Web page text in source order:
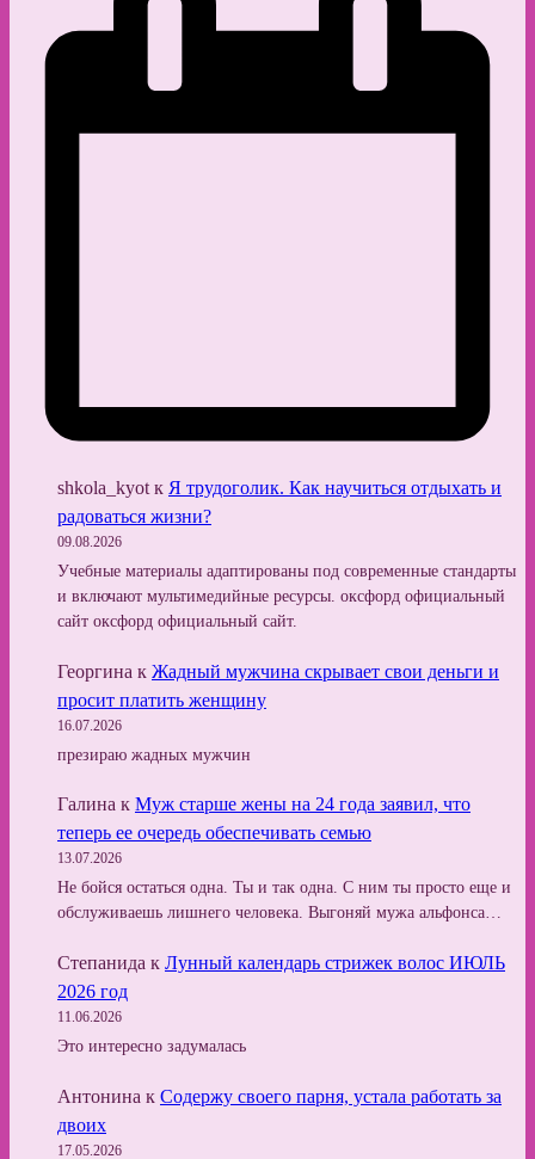
shkola_kyot к Я трудоголик. Как научиться отдыхать и
радоваться жизни?
09.08.2026
Учебные материалы адаптированы под современные стандарты
и включают мультимедийные ресурсы. оксфорд официальный
сайт оксфорд официальный сайт.
Георгина к Жадный мужчина скрывает свои деньги и
просит платить женщину
16.07.2026
презираю жадных мужчин
Галина к Муж старше жены на 24 года заявил, что
теперь ее очередь обеспечивать семью
13.07.2026
Не бойся остаться одна. Ты и так одна. С ним ты просто еще и
обслуживаешь лишнего человека. Выгоняй мужа альфонса…
Степанида к Лунный календарь стрижек волос ИЮЛЬ
2026 год
11.06.2026
Это интересно задумалась
Антонина к Содержу своего парня, устала работать за
двоих
17.05.2026